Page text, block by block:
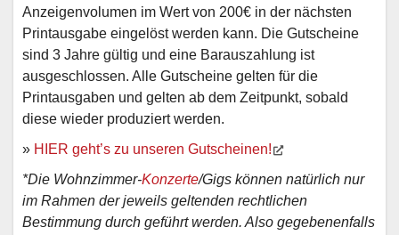
Anzeigenvolumen im Wert von 200€ in der nächsten
Printausgabe eingelöst werden kann. Die Gutscheine
sind 3 Jahre gültig und eine Barauszahlung ist
ausgeschlossen. Alle Gutscheine gelten für die
Printausgaben und gelten ab dem Zeitpunkt, sobald
diese wieder produziert werden.
» HIER geht’s zu unseren Gutscheinen!
*Die Wohnzimmer-Konzerte/Gigs können natürlich nur
im Rahmen der jeweils geltenden rechtlichen
Bestimmung durch geführt werden. Also gegebenenfalls